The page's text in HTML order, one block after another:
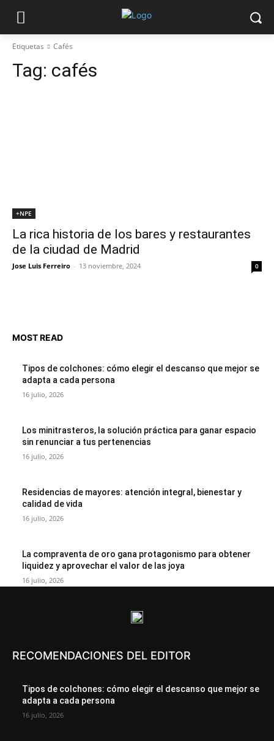
Etiquetas Cafés
Tag: cafés
+NPE
La rica historia de los bares y restaurantes
de la ciudad de Madrid
Jose Luis Ferreiro - 13 noviembre, 2024 0
MOST READ
Tipos de colchones: cómo elegir el descanso que mejor se
adapta a cada persona
16 julio, 2026
Los minitrasteros, la solución práctica para ganar espacio
sin renunciar a tus pertenencias
16 julio, 2026
Residencias de mayores: atención integral, bienestar y
calidad de vida
16 julio, 2026
La compraventa de oro gana protagonismo para obtener
liquidez y aprovechar el valor de las joya
16 julio, 2026
RECOMENDACIONES DEL EDITOR
Tipos de colchones: cómo elegir el descanso que mejor se
adapta a cada persona
16 julio, 2026